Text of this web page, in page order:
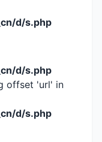
d/s.php
d/s.php
offset 'url' in
d/s.php